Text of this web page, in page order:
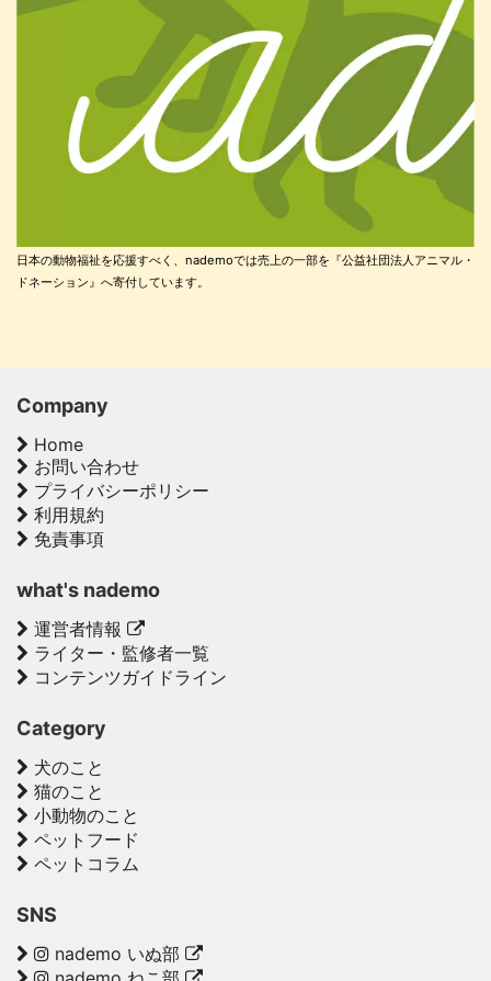
日本の動物福祉を応援すべく、nademoでは売上の一部を『公益社団法人アニマル・
ドネーション』へ寄付しています。
Company
Home
お問い合わせ
プライバシーポリシー
利用規約
免責事項
what's nademo
運営者情報
ライター・監修者一覧
コンテンツガイドライン
Category
犬のこと
猫のこと
小動物のこと
ペットフード
ペットコラム
SNS
nademo いぬ部